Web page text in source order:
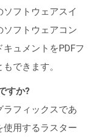
ソフトウェアスイ
ソフトウェアコン
ュメントをPDFフ
できます。
すか?
フィックスであ
使用するラスター